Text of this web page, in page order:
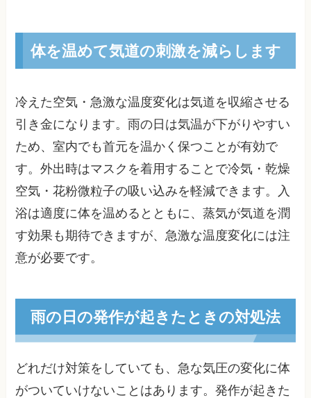
体を温めて気道の刺激を減らします
冷えた空気・急激な温度変化は気道を収縮させる
引き金になります。雨の日は気温が下がりやすい
ため、室内でも首元を温かく保つことが有効で
す。外出時はマスクを着用することで冷気・乾燥
空気・花粉微粒子の吸い込みを軽減できます。入
浴は適度に体を温めるとともに、蒸気が気道を潤
す効果も期待できますが、急激な温度変化には注
意が必要です。
雨の日の発作が起きたときの対処法
どれだけ対策をしていても、急な気圧の変化に体
がついていけないことはあります。発作が起きた